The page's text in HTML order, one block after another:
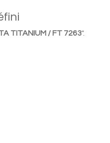
TITANIUM / FT 7263".